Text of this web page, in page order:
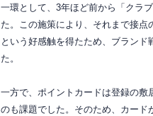
一環として、3年ほど前から「クラ
た。この施策により、それまで接
という好感触を得たため、ブラン
た。
一方で、ポイントカードは登録の
のも課題でした。そのため、カー